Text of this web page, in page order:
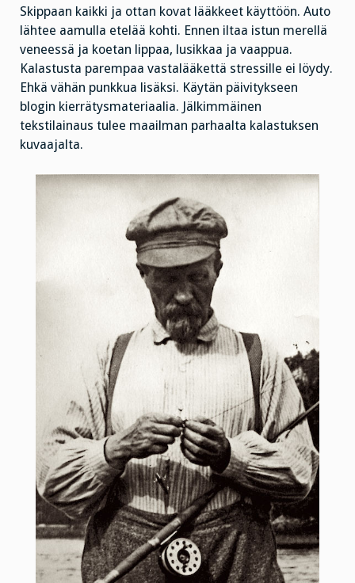
Skippaan kaikki ja ottan kovat lääkkeet käyttöön. Auto
lähtee aamulla etelää kohti. Ennen iltaa istun merellä
veneessä ja koetan lippaa, lusikkaa ja vaappua.
Kalastusta parempaa vastalääkettä stressille ei löydy.
Ehkä vähän punkkua lisäksi. Käytän päivitykseen
blogin kierrätysmateriaalia. Jälkimmäinen
tekstilainaus tulee maailman parhaalta kalastuksen
kuvaajalta.